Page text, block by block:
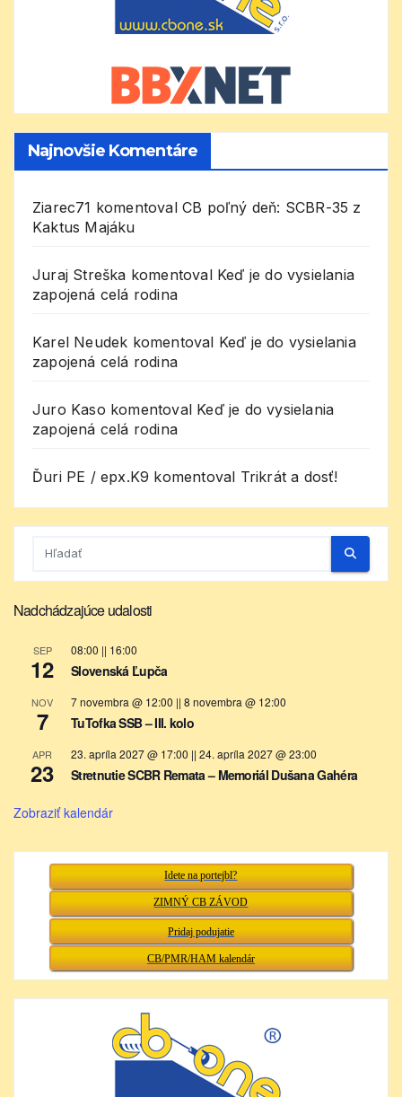
Najnovšie Komentáre
Ziarec71 komentovalCB poľný deň: SCBR-35 z
Kaktus Majáku
Juraj Streška komentoval Keď je do vysielania
zapojená celá rodina
Karel Neudek komentoval Keď je do vysielania
zapojená celá rodina
Juro Kaso komentoval Keď je do vysielania
zapojená celá rodina
Ďuri PE / epx.K9 komentoval Trikrát a dosť!
Nadchádzajúce udalosti
SEP
12
08:00 || 16:00
Slovenská Ľupča
NOV
7
7 novembra @ 12:00 || 8 novembra @ 12:00
TuTofka SSB – III. kolo
APR
23
23. apríla 2027 @ 17:00 || 24. apríla 2027 @ 23:00
Stretnutie SCBR Remata – Memoriál Dušana Gahéra
Zobraziť kalendár
Idete na portejbl?
ZIMNÝ CB ZÁVOD
Pridaj podujatie
CB/PMR/HAM kalendár